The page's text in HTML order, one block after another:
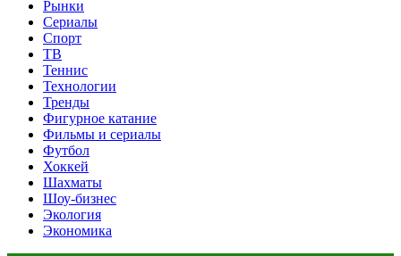
Рынки
Сериалы
Спорт
ТВ
Теннис
Технологии
Тренды
Фигурное катание
Фильмы и сериалы
Футбол
Хоккей
Шахматы
Шоу-бизнес
Экология
Экономика